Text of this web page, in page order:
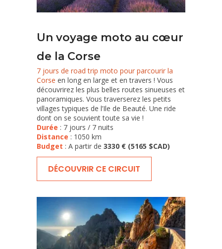
Un voyage moto au cœur
de la Corse
7 jours de road trip moto pour parcourir la
Corse en long en large et en travers ! Vous
découvrirez les plus belles routes sinueuses et
panoramiques. Vous traverserez les petits
villages typiques de l’Ile de Beauté. Une ride
dont on se souvient toute sa vie !
Durée : 7 jours / 7 nuits
Distance : 1050 km
Budget : A partir de 3330 € (5165 $CAD)
DÉCOUVRIR CE CIRCUIT